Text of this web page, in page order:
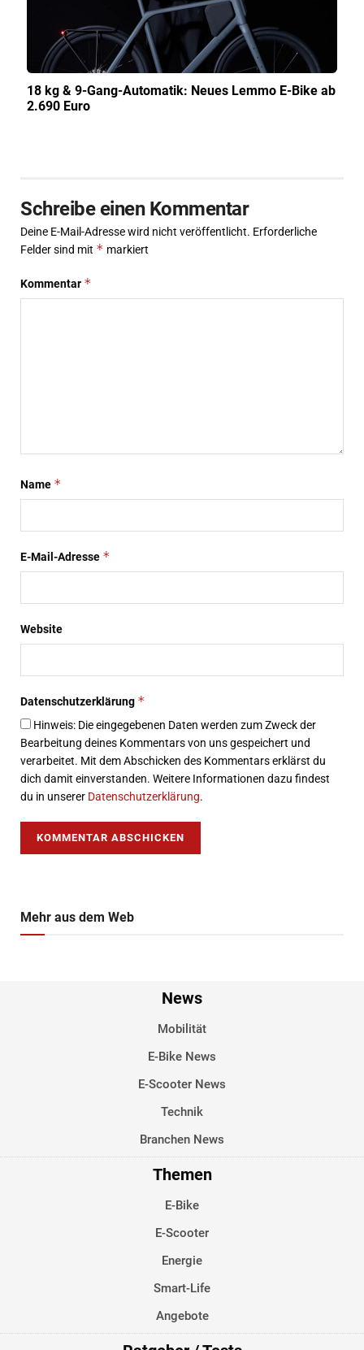
18 kg & 9-Gang-Automatik: Neues Lemmo E-Bike ab
2.690 Euro
Schreibe einen Kommentar
Deine E-Mail-Adresse wird nicht veröffentlicht. Erforderliche
Felder sind mit * markiert
Kommentar *
Name *
E-Mail-Adresse *
Website
Datenschutzerklärung *
Hinweis: Die eingegebenen Daten werden zum Zweck der
Bearbeitung deines Kommentars von uns gespeichert und
verarbeitet. Mit dem Abschicken des Kommentars erklärst du
dich damit einverstanden. Weitere Informationen dazu findest
du in unserer Datenschutzerklärung.
Mehr aus dem Web
News
Mobilität
E-Bike News
E-Scooter News
Technik
Branchen News
Themen
E-Bike
E-Scooter
Energie
Smart-Life
Angebote